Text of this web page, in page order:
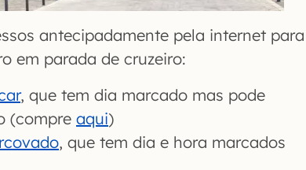
antecipadamente pela internet para
em parada de cruzeiro:
, que tem dia marcado mas pode
(compre aqui)
, que tem dia e hora marcados